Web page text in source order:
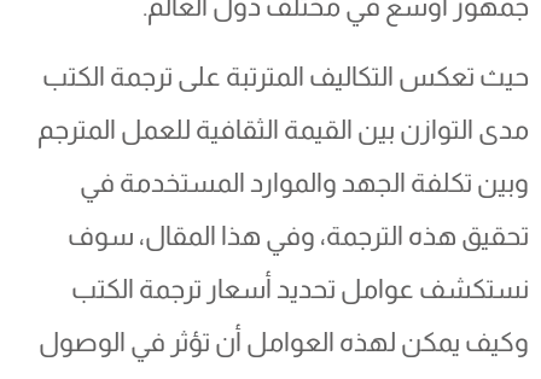
جمهور أوسع في مختلف دول العالم.
حيث تعكس التكاليف المترتبة على ترجمة الكتب
مدى التوازن بين القيمة الثقافية للعمل المترجم
وبين تكلفة الجهد والموارد المستخدمة في
تحقيق هذه الترجمة، وفي هذا المقال، سوف
نستكشف عوامل تحديد أسعار ترجمة الكتب
وكيف يمكن لهذه العوامل أن تؤثر في الوصول